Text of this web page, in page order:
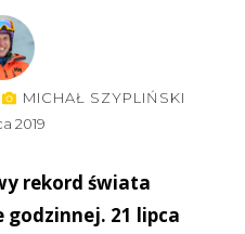
MICHAŁ SZYPLIŃSKI
2019
rekord świata
godzinnej. 21 lipca